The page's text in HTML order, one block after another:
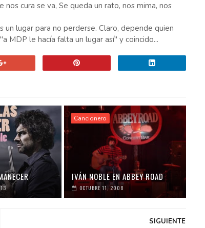
cura se va, Se queda un rato, nos mima, nos
lugar para no perderse. Claro, depende quien
MDP le hacía falta un lugar así" y coincido...
Cancionero
IVÁN NOBLE EN ABBEY ROAD
OCTUBRE 11, 2008
SIGUIENTE